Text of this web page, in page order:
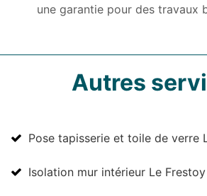
une garantie pour des travaux
Autres
Pose tapisserie et toile de verre
Isolation mur intérieur Le Frestoy